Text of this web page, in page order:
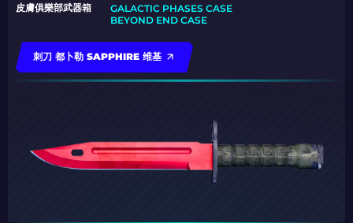
皮膚俱樂部武器箱
GALACTIC PHASES CASE
BEYOND END CASE
刺刀 都卜勒 SAPPHIRE 维基